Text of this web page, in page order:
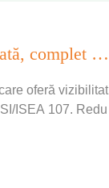
Haină cu glugă și fermoar Clasa 3, vizibilitate ridicată, complet adaptată pentru condiții de lumină slabă.
oferă vizibilitat
ISEA 107. Redu